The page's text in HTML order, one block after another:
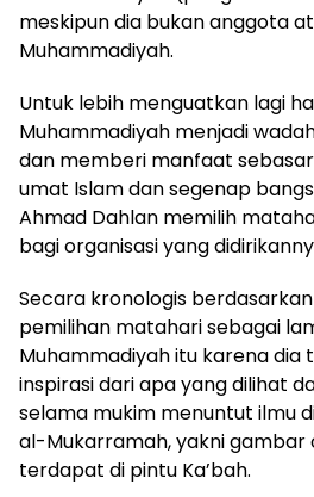
meskipun dia bukan anggota
Muhammadiyah.
Untuk lebih menguatkan lagi
Muhammadiyah menjadi
dan memberi manfaat
umat Islam dan segenap
Ahmad Dahlan memilih
bagi organisasi yang
Secara kronologis
pemilihan matahari sebagai
Muhammadiyah itu karena
inspirasi dari apa yang dilihat
selama mukim menuntut ilmu
al-Mukarramah, yakni gambar
terdapat di pintu Ka’bah.